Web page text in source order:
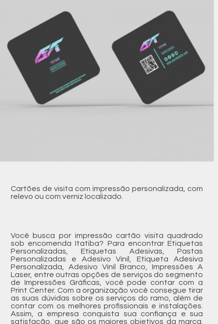
Cartões de visita com impressão personalizada, com
relevo ou com verniz localizado.
Você busca por impressão cartão visita quadrado
sob encomenda Itatiba? Para encontrar Etiquetas
Personalizadas, Etiquetas Adesivas, Pastas
Personalizadas e Adesivo Vinil, Etiqueta Adesiva
Personalizada, Adesivo Vinil Branco, Impressões A
Laser, entre outras opções de serviços do segmento
de Impressões Gráficas, você pode contar com a
Print Center. Com a organização você consegue tirar
as suas dúvidas sobre os serviços do ramo, além de
contar com os melhores profissionais e instalações.
Assim, a empresa conquista sua confiança e sua
satisfação, que são os maiores objetivos da marca.